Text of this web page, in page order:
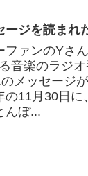
ージを読まれ
ファンのYさ
音楽のラジ
メッセージ
の11月30日に
んぼ...